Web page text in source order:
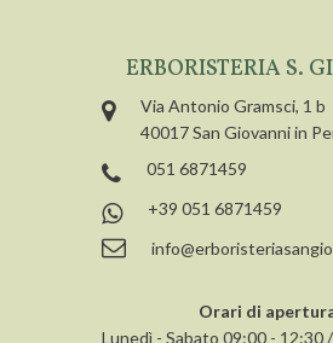
ERBORISTERIA S.
Via Antonio Gramsci, 1 b
40017 San Giovanni in
051 6871459
+39 051 6871459
Orari di
Lunedì - Sabato 09:00 - 12:30